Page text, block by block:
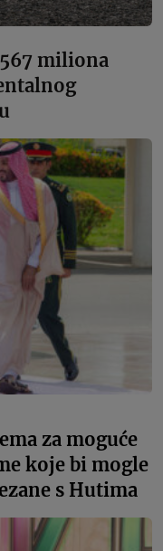
miliona
za moguće
koje bi mogle
s Hutima